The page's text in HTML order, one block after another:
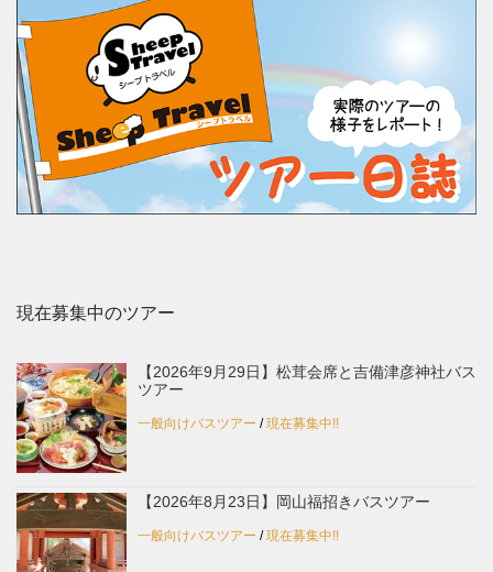
現在募集中のツアー
【2026年9月29日】松茸会席と吉備津彦神社バス
ツアー
一般向けバスツアー /現在募集中!!
【2026年8月23日】岡山福招きバスツアー
一般向けバスツアー /現在募集中!!